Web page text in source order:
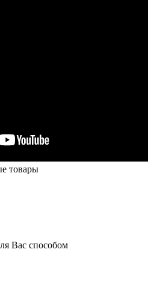
товары
Вас способом